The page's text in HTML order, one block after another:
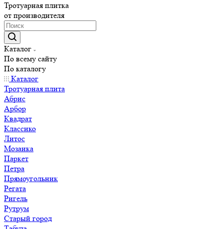
Тротуарная плитка
от производителя
Каталог
По всему сайту
По каталогу
Каталог
Тротуарная плита
Абрис
Арбор
Квадрат
Классико
Литос
Мозаика
Паркет
Петра
Прямоугольник
Регата
Ригель
Рутрум
Старый город